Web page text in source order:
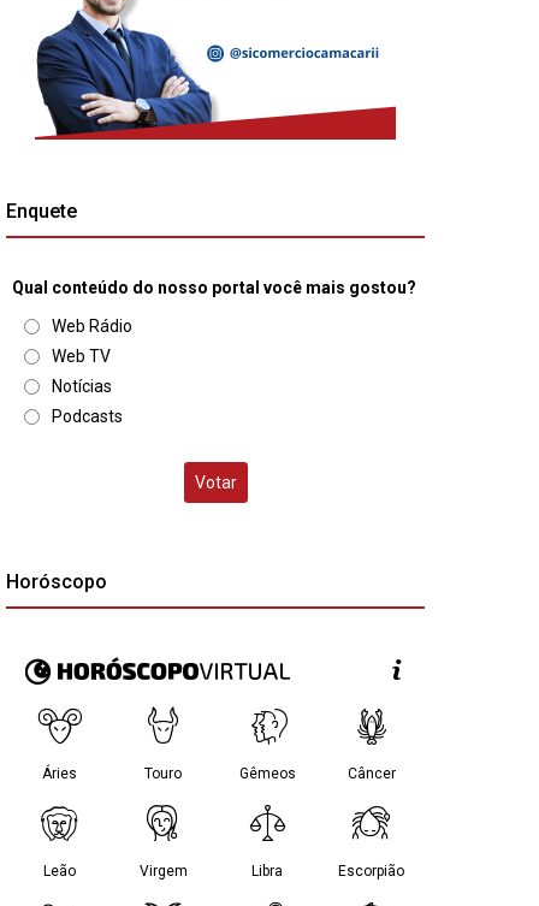
Enquete
Qual conteúdo do nosso portal você mais gostou?
Web Rádio
Web TV
Notícias
Podcasts
Votar
Horóscopo